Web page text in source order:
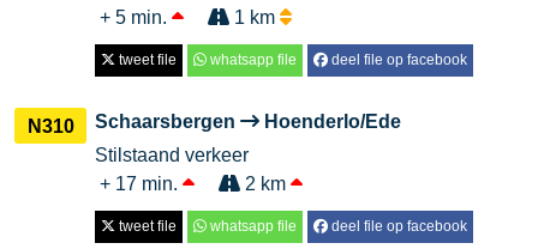
+ 5 min.
1 km
tweet file whatsapp file deel file op facebook
N310 Schaarsbergen
Hoenderlo/Ede
Stilstaand verkeer
+ 17 min.
2 km
tweet file whatsapp file deel file op facebook